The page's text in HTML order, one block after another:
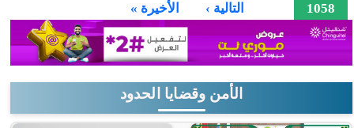
1058
التالية › الأخيرة »
الأمن وقضايا الحدود